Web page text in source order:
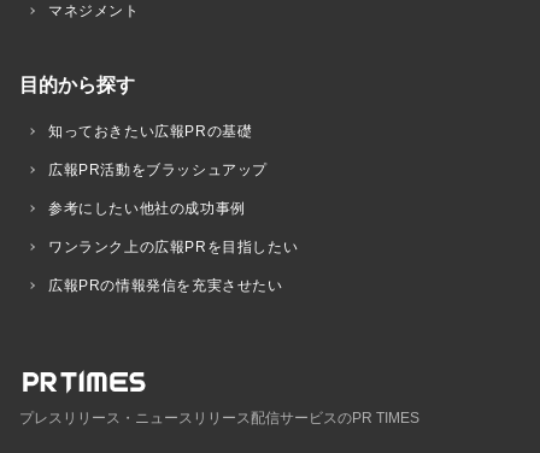
マネジメント
目的から探す
知っておきたい広報PRの基礎
広報PR活動をブラッシュアップ
参考にしたい他社の成功事例
ワンランク上の広報PRを目指したい
広報PRの情報発信を充実させたい
プレスリリース・ニュースリリース配信サービスのPR TIMES